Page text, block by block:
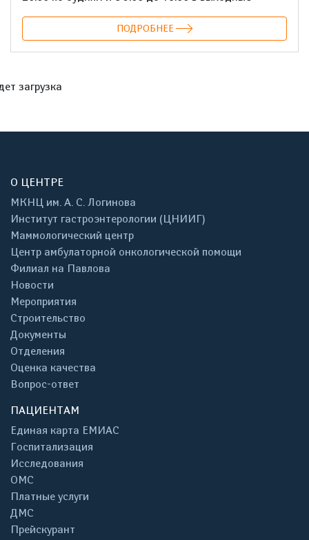
ПОДРОБНЕЕ
загрузка
О ЦЕНТРЕ
МКНЦ им. А. С. Логинова
Институт гастроэнтерологии (ЦНИИГ)
Маммологический центр
Центр амбулаторной онкологической помощи
Филиал на Павлова
Новости
Мероприятия
Строительство
Документы
Отделения
Оценка качества
Вопрос-ответ
ПАЦИЕНТАМ
Единая карта ЕМИАС
Госпитализация
Исследования
ОМС
Платные услуги
ДМС
Прейскурант